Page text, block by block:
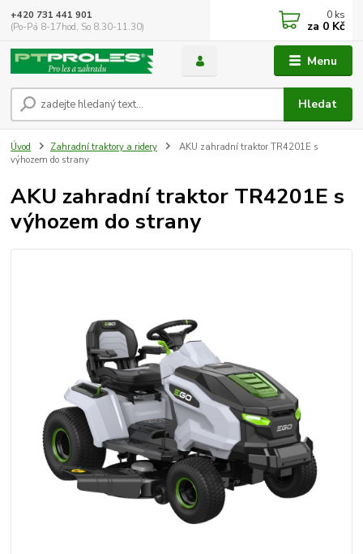
Menu
Hledat
+420 731 441 901
(Po-Pá 8-17hod, So 8.30-11.30)
0 ks
za 0 Kč
Úvod Zahradní traktory a ridery
AKU zahradní traktor TR4201E s
výhozem do strany
AKU zahradní traktor TR4201E s
výhozem do strany